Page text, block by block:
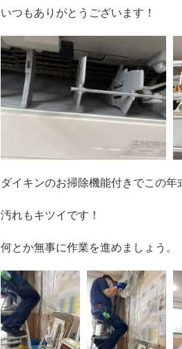
いつもありがとうございます！
ダイキンのお掃除機能付きでこの年
汚れもキツイです！
何とか無事に作業を進めましょう。